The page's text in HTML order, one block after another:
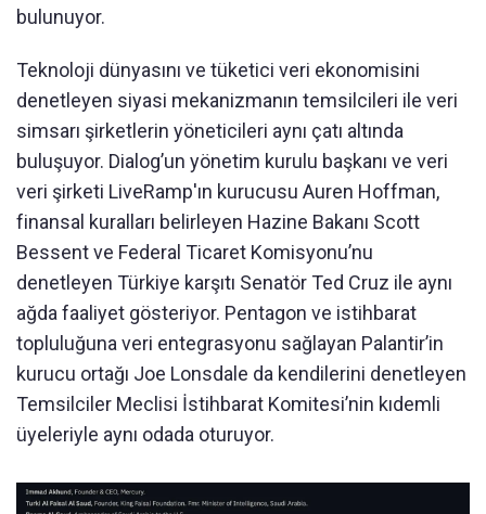
bulunuyor.
Teknoloji dünyasını ve tüketici veri ekonomisini
denetleyen siyasi mekanizmanın temsilcileri ile veri
simsarı şirketlerin yöneticileri aynı çatı altında
buluşuyor. Dialog’un yönetim kurulu başkanı ve veri
veri şirketi LiveRamp'ın kurucusu Auren Hoffman,
finansal kuralları belirleyen Hazine Bakanı Scott
Bessent ve Federal Ticaret Komisyonu’nu
denetleyen Türkiye karşıtı Senatör Ted Cruz ile aynı
ağda faaliyet gösteriyor. Pentagon ve istihbarat
topluluğuna veri entegrasyonu sağlayan Palantir’in
kurucu ortağı Joe Lonsdale da kendilerini denetleyen
Temsilciler Meclisi İstihbarat Komitesi’nin kıdemli
üyeleriyle aynı odada oturuyor.